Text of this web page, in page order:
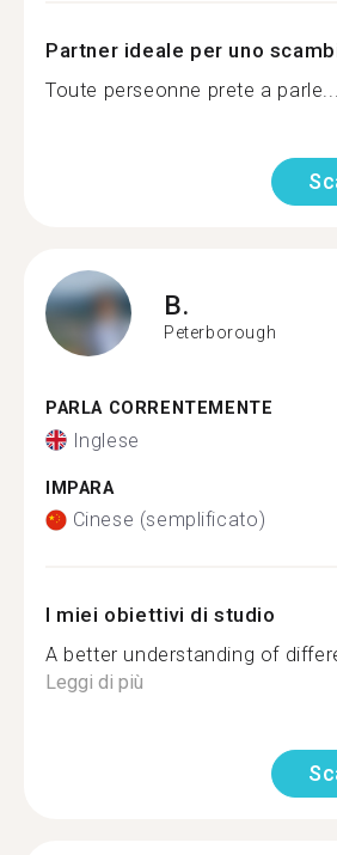
Partner ideale per uno
Toute perseonne prete a parle...
B.
Peterborough
PARLA CORRENTEMENTE
Inglese
IMPARA
Cinese (semplificato)
I miei obiettivi di studio
A better understanding of
Leggi di più